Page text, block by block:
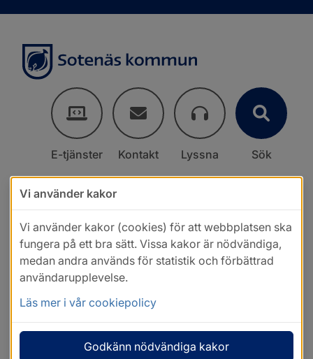
E-tjänster Kontakt Lyssna Sök
Vi använder kakor
Vi använder kakor (cookies) för att webbplatsen ska
fungera på ett bra sätt. Vissa kakor är nödvändiga,
medan andra används för statistik och förbättrad
användarupplevelse.
Läs mer i vår cookiepolicy
Godkänn nödvändiga kakor